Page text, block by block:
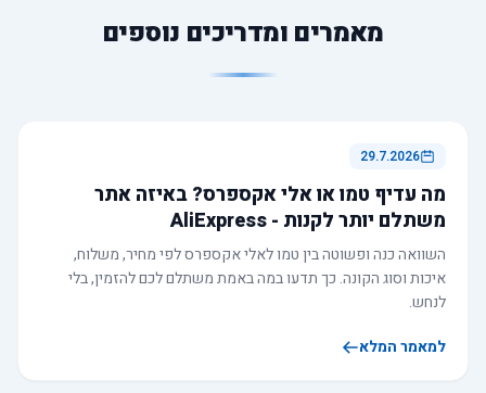
מאמרים ומדריכים נוספים
29.7.2026
מה עדיף טמו או אלי אקספרס? באיזה אתר
משתלם יותר לקנות - AliExpress
השוואה כנה ופשוטה בין טמו לאלי אקספרס לפי מחיר, משלוח,
איכות וסוג הקונה. כך תדעו במה באמת משתלם לכם להזמין, בלי
לנחש.
למאמר המלא